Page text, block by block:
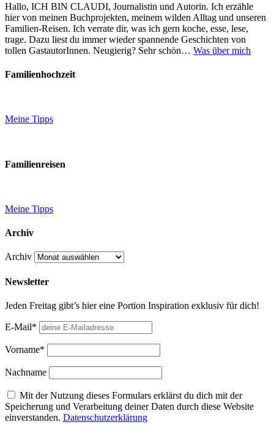
Hallo, ICH BIN CLAUDI, Journalistin und Autorin. Ich erzähle
hier von meinen Buchprojekten, meinem wilden Alltag und unseren
Familien-Reisen. Ich verrate dir, was ich gern koche, esse, lese,
trage. Dazu liest du immer wieder spannende Geschichten von
tollen GastautorInnen. Neugierig? Sehr schön… Was über mich
Familienhochzeit
Meine Tipps
Familienreisen
Meine Tipps
Archiv
Archiv
Newsletter
Jeden Freitag gibt’s hier eine Portion Inspiration exklusiv für dich!
E-Mail*
Vorname*
Nachname
Mit der Nutzung dieses Formulars erklärst du dich mit der
Speicherung und Verarbeitung deiner Daten durch diese Website
einverstanden. Datenschutzerklärung